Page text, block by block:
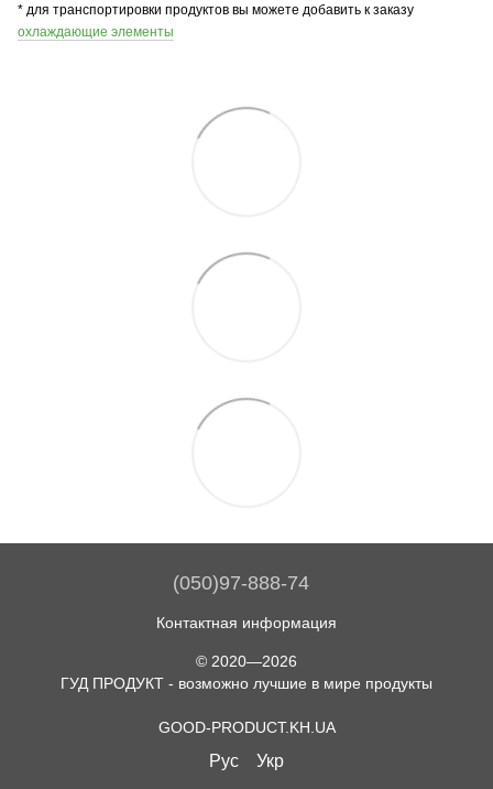
* для транспортировки продуктов вы можете добавить к заказу
охлаждающие элементы
(050)97-888-74
Контактная информация
© 2020—2026
ГУД ПРОДУКТ - возможно лучшие в мире продукты
GOOD-PRODUCT.KH.UA
Рус Укр